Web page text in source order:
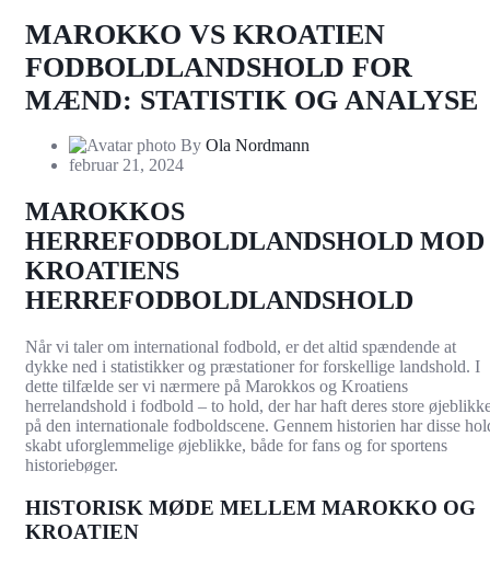
MAROKKO VS KROATIEN
FODBOLDLANDSHOLD FOR
MÆND: STATISTIK OG ANALYSE
By Ola Nordmann
februar 21, 2024
MAROKKOS
HERREFODBOLDLANDSHOLD MOD
KROATIENS
HERREFODBOLDLANDSHOLD
Når vi taler om international fodbold, er det altid spændende at
dykke ned i statistikker og præstationer for forskellige landshold. I
dette tilfælde ser vi nærmere på Marokkos og Kroatiens
herrelandshold i fodbold – to hold, der har haft deres store
på den internationale fodboldscene. Gennem historien har disse
skabt uforglemmelige øjeblikke, både for fans og for sportens
historiebøger.
HISTORISK MØDE MELLEM MAROKKO OG
KROATIEN